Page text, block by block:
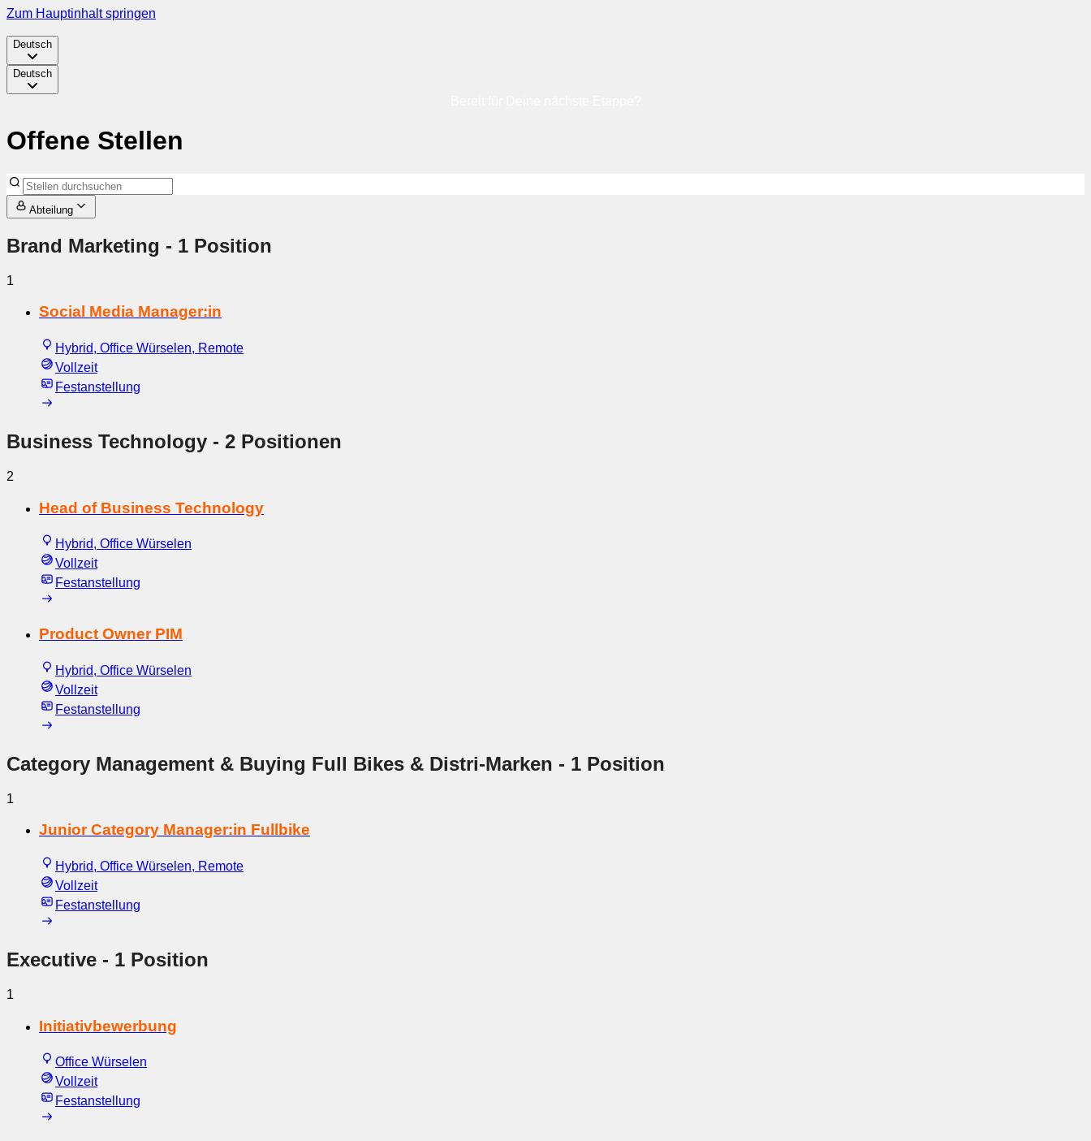
Zum Hauptinhalt springen
Deutsch
Deutsch
Offene Stellen
Abteilung
Brand Marketing - 1 Position
1
Social Media Manager:in
Hybrid, Office Würselen, Remote
Vollzeit
Festanstellung
Business Technology - 2 Positionen
2
Head of Business Technology
Hybrid, Office Würselen
Vollzeit
Festanstellung
Product Owner PIM
Hybrid, Office Würselen
Vollzeit
Festanstellung
Category Management & Buying Full Bikes & Distri-Marken - 1 Position
1
Junior Category Manager:in Fullbike
Hybrid, Office Würselen, Remote
Vollzeit
Festanstellung
Executive - 1 Position
1
Initiativbewerbung
Office Würselen
Vollzeit
Festanstellung